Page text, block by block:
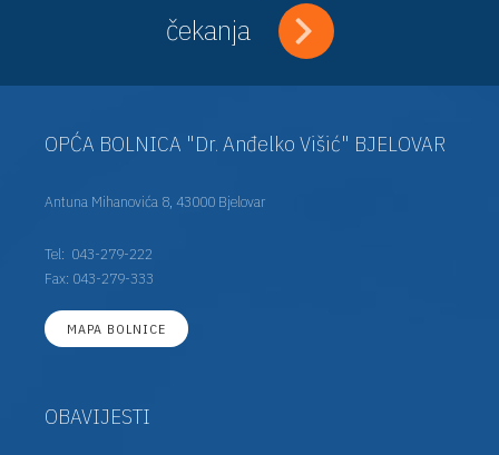
čekanja
OPĆA BOLNICA "Dr. Anđelko Višić" BJELOVAR
Antuna Mihanovića 8, 43000 Bjelovar
Tel: 043-279-222
Fax: 043-279-333
MAPA BOLNICE
OBAVIJESTI